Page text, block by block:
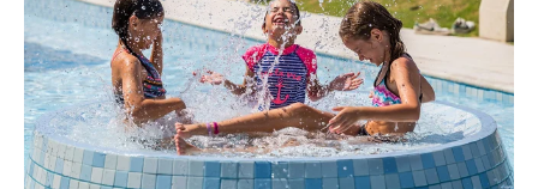
stay 2 nights